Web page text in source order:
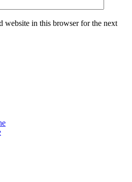
website in this browser for the next